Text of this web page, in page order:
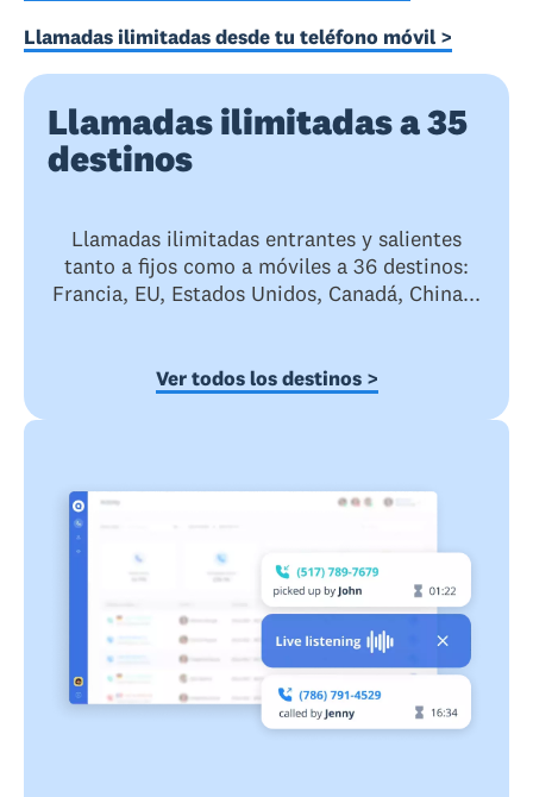
Llamadas ilimitadas desde tu teléfono móvil >
Llamadas ilimitadas a 35
destinos
Llamadas ilimitadas entrantes y salientes
tanto a fijos como a móviles a 36 destinos:
Francia, EU, Estados Unidos, Canadá, China...
Ver todos los destinos >